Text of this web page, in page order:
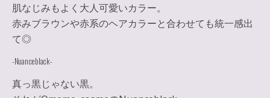
肌なじみもよく 大人可愛いカラー。
赤みブラウンや赤系のヘアカラーと合わせても統一感出
て◎
-Nuanceblack-
真っ黒じゃない黒。